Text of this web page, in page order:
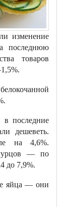
изменение
последнюю
товаров
последние
дешеветь.
на 4,6%.
— по
до 7,9%.
яйца — они